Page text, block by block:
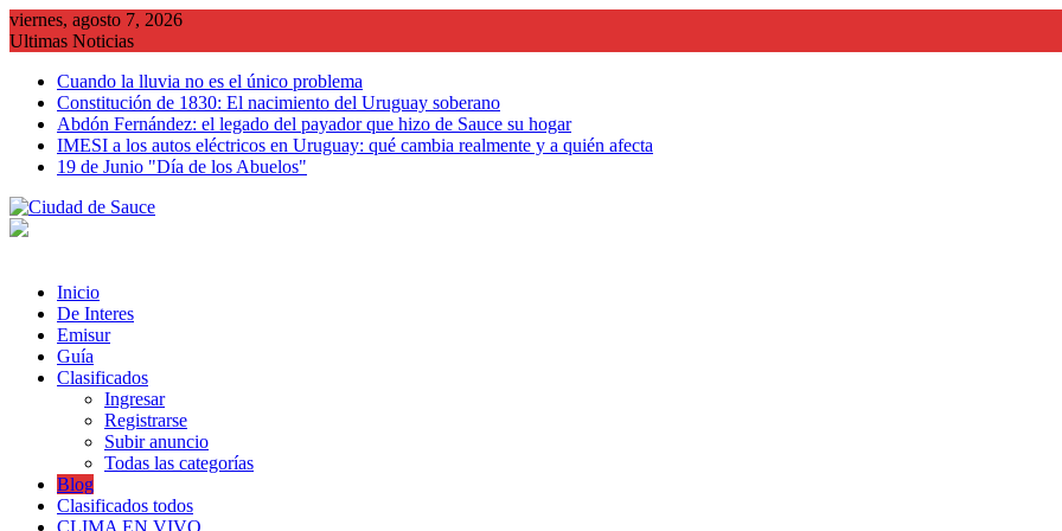
Saltar
al
viernes, agosto 7, 2026
Ultimas Noticias
Cuando la lluvia no es el único problema
Constitución de 1830: El nacimiento del Uruguay soberano
Abdón Fernández: el legado del payador que hizo de Sauce su hogar
IMESI a los autos eléctricos en Uruguay: qué cambia realmente y a quién afecta
19 de Junio "Día de los Abuelos"
Inicio
De Interes
Emisur
Guía
Clasificados
Ingresar
Registrarse
Subir anuncio
Todas las categorías
Blog
Clasificados todos
CLIMA EN VIVO